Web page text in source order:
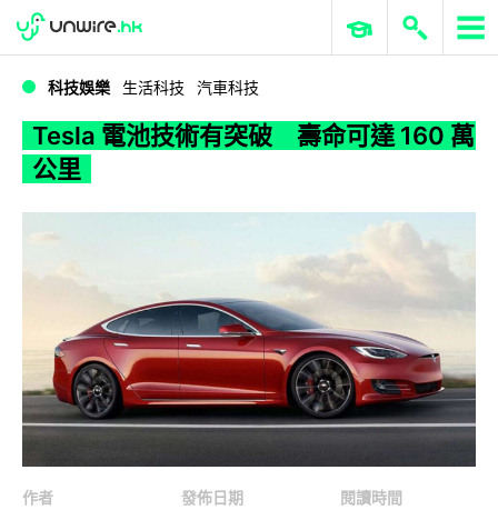
Tesla 電池技術有突破 壽命可達 160 萬公里
WWDC 2026 ERP 與商業 AI
科技娛樂 生活科技 汽車科技
Tesla 電池技術有突破 壽命可達 160 萬
公里
作者
發佈日期
閱讀時間